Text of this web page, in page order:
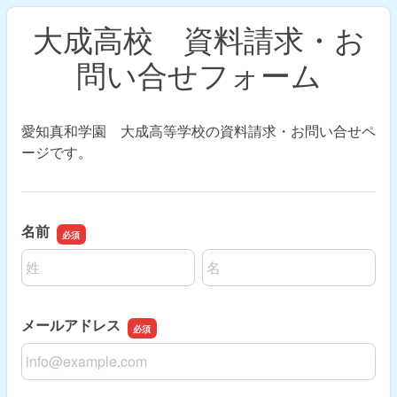
大成高校 資料請求・お
問い合せフォーム
愛知真和学園 大成高等学校の資料請求・お問い合せペ
ージです。
名前
名前の姓
名前の名
メールアドレス
メールアドレス